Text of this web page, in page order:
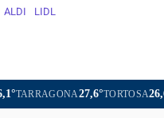
ALDI LIDL
TORTOSA26,6°MATARÓ25,1°